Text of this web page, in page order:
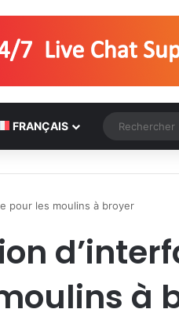
FRANÇAIS
pour les moulins à broyer
à